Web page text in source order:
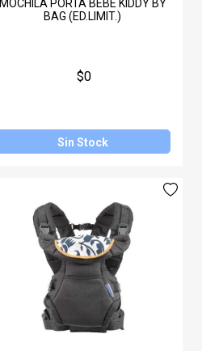
MOCHILA PORTA BEBE KIDDY BY
BAG (ED.LIMIT.)
$0
Sin Stock